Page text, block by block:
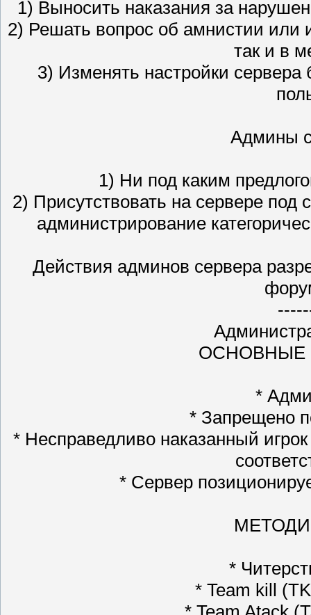
1) Выносить наказания за
2) Решать вопрос об амнистии
так и в
3) Изменять настройки сервера
Админы
1) Ни под каким
2) Присутствовать на сервере
администрирование
Действия админов сервера
ОСНОВНЫЕ
*
* Запрещено
* Несправедливо наказанный
* Сервер
*
* Team kill